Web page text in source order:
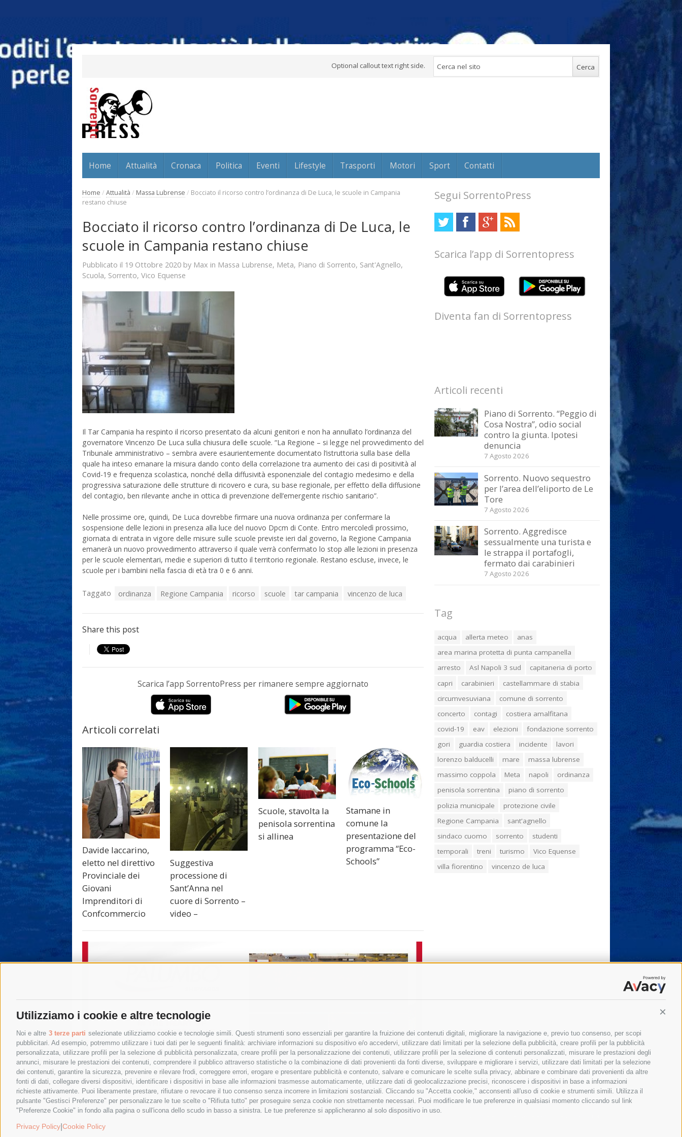
Utilizziamo i cookie e altre tecnologie
Noi e altre 3 terze parti selezionate utilizziamo cookie e tecnologie simili. Questi strumenti sono essenziali per garantire la fruizione dei contenuti digitali, migliorare la navigazione e, previo tuo consenso, per scopi
pubblicitari. Ad esempio, potremmo utilizzare i tuoi dati per le seguenti finalità: archiviare informazioni su dispositivo e/o accedervi, utilizzare dati limitati per la selezione della pubblicità, creare profili per la pubblicità
personalizzata, utilizzare profili per la selezione di pubblicità personalizzata, creare profili per la personalizzazione dei contenuti, utilizzare profili per la selezione di contenuti personalizzati, misurare le prestazioni degli
annunci, misurare le prestazioni dei contenuti, comprendere il pubblico attraverso statistiche o la combinazione di dati provenienti da fonti diverse, sviluppare e migliorare i servizi, utilizzare dati limitati per la selezione
dei contenuti, garantire la sicurezza, prevenire e rilevare frodi, correggere errori, erogare e presentare pubblicità e contenuto, salvare e comunicare le scelte sulla privacy, abbinare e combinare dati provenienti da altre
fonti di dati, collegare diversi dispositivi, identificare i dispositivi in base alle informazioni trasmesse automaticamente, utilizzare dati di geolocalizzazione precisi, riconoscere i dispositivi in base a informazioni
richieste attivamente. Puoi liberamente prestare, rifiutare o revocare il tuo consenso senza incorrere in limitazioni sostanziali. Cliccando su "Accetta cookie," acconsenti all'uso di cookie e strumenti simili. Utilizza il
pulsante "Gestisci Preferenze" per personalizzare le tue scelte o "Rifiuta tutto" per proseguire senza cookie non strettamente necessari. Puoi modificare le tue preferenze in qualsiasi momento cliccando sul link
"Preferenze Cookie" in fondo alla pagina o sull'icona dello scudo in basso a sinistra. Le tue preferenze si applicheranno al solo dispositivo in uso.
Privacy Policy Cookie Policy
Optional callout text right side.
Home Attualità Cronaca Politica Eventi Lifestyle Trasporti Motori Sport Contatti
Home / Attualità / Massa Lubrense / Bocciato il ricorso contro l’ordinanza di De Luca, le scuole in Campania
restano chiuse
Bocciato il ricorso contro l’ordinanza di De Luca, le
scuole in Campania restano chiuse
Pubblicato il 19 Ottobre 2020 by Max in Massa Lubrense, Meta, Piano di Sorrento, Sant'Agnello,
Scuola, Sorrento, Vico Equense
Il Tar Campania ha respinto il ricorso presentato da alcuni genitori e non ha annullato l’ordinanza del
governatore Vincenzo De Luca sulla chiusura delle scuole. “La Regione – si legge nel provvedimento del
Tribunale amministrativo – sembra avere esaurientemente documentato l’istruttoria sulla base della
quale ha inteso emanare la misura dando conto della correlazione tra aumento dei casi di positività al
Covid-19 e frequenza scolastica, nonché della diffusività esponenziale del contagio medesimo e della
progressiva saturazione delle strutture di ricovero e cura, su base regionale, per effetto della diffusione
del contagio, ben rilevante anche in ottica di prevenzione dell’emergente rischio sanitario”.
Nelle prossime ore, quindi, De Luca dovrebbe firmare una nuova ordinanza per confermare la
sospensione delle lezioni in presenza alla luce del nuovo Dpcm di Conte. Entro mercoledì prossimo,
giornata di entrata in vigore delle misure sulle scuole previste ieri dal governo, la Regione Campania
emanerà un nuovo provvedimento attraverso il quale verrà confermato lo stop alle lezioni in presenza
per le scuole elementari, medie e superiori di tutto il territorio regionale. Restano escluse, invece, le
scuole per i bambini nella fascia di età tra 0 e 6 anni.
Taggato ordinanza Regione Campania ricorso scuole tar campania vincenzo de luca
Share this post
Scarica l’app SorrentoPress per rimanere sempre aggiornato
Articoli correlati
Davide Iaccarino,
eletto nel direttivo
Provinciale dei
Giovani
Imprenditori di
Confcommercio
Suggestiva
processione di
Sant’Anna nel
cuore di Sorrento –
video –
Scuole, stavolta la
penisola sorrentina
si allinea
Stamane in
comune la
presentazione del
programma “Eco-
Schools”
Segui SorrentoPress
Scarica l’app di Sorrentopress
Diventa fan di Sorrentopress
Articoli recenti
Piano di Sorrento. “Peggio di
Cosa Nostra”, odio social
contro la giunta. Ipotesi
denuncia
7 Agosto 2026
Sorrento. Nuovo sequestro
per l’area dell’eliporto de Le
Tore
7 Agosto 2026
Sorrento. Aggredisce
sessualmente una turista e
le strappa il portafogli,
fermato dai carabinieri
7 Agosto 2026
Tag
acqua allerta meteo
anas
area marina protetta di punta campanella
arresto
Asl Napoli 3 sud
capitaneria di porto
capri
carabinieri
castellammare di stabia
circumvesuviana
comune di sorrento
concerto
contagi
costiera amalfitana
covid-19
eav elezioni
fondazione sorrento
gori
guardia costiera incidente
lavori
lorenzo balducelli
mare
massa lubrense
massimo coppola
Meta napoli
ordinanza
penisola sorrentina
piano di sorrento
polizia municipale
protezione civile
Regione Campania
sant'agnello
sindaco cuomo
sorrento
studenti
temporali
treni turismo
Vico Equense
villa fiorentino
vincenzo de luca
© 2015 SorrentoPress. All rights reserved.
Privacy policy